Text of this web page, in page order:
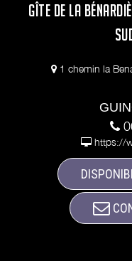
GÎTE DE LA
1 chemin la
https://